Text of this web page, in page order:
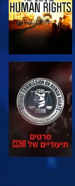
צפה